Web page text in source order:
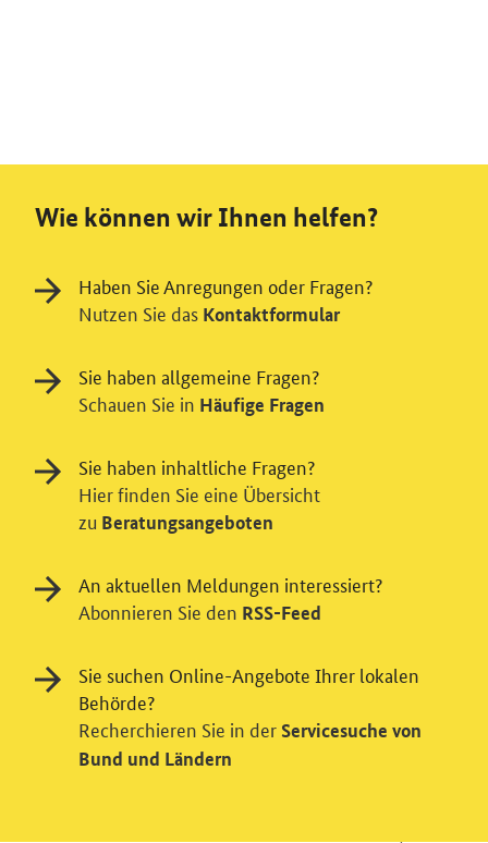
Einwilligung in Tracking und / oder
Videodienst
Wir bitten Sie an dieser Stelle um Ihre Einwilligung für
Wie können wir Ihnen helfen?
Haben Sie Anregungen oder Fragen?
Nutzen Sie das Kontaktformular
Sie haben allgemeine Fragen?
Schauen Sie in Häufige Fragen
Sie haben inhaltliche Fragen?
Hier finden Sie eine Übersicht
zu Beratungsangeboten
An aktuellen Meldungen interessiert?
Abonnieren Sie den RSS-Feed
Sie suchen Online-Angebote Ihrer lokalen
Behörde?
Recherchieren Sie in der Servicesuche von
Bund und Ländern